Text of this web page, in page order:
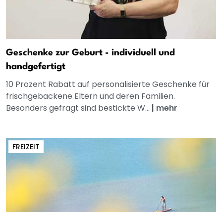
Geschenke zur Geburt - individuell und
handgefertigt
10 Prozent Rabatt auf personalisierte Geschenke für
frischgebackene Eltern und deren Familien.
Besonders gefragt sind bestickte W... | mehr
FREIZEIT